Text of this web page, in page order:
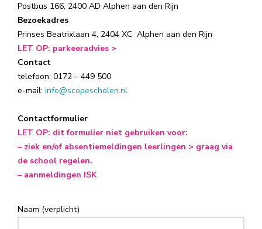
Postbus 166, 2400 AD Alphen aan den Rijn
Bezoekadres
Prinses Beatrixlaan 4, 2404 XC Alphen aan den Rijn
LET OP: parkeeradvies >
Contact
telefoon: 0172 – 449 500
e-mail: info@scopescholen.nl
Contactformulier
LET OP: dit formulier niet gebruiken voor:
– ziek en/of absentiemeldingen leerlingen > graag via
de school regelen.
– aanmeldingen ISK
Naam (verplicht)